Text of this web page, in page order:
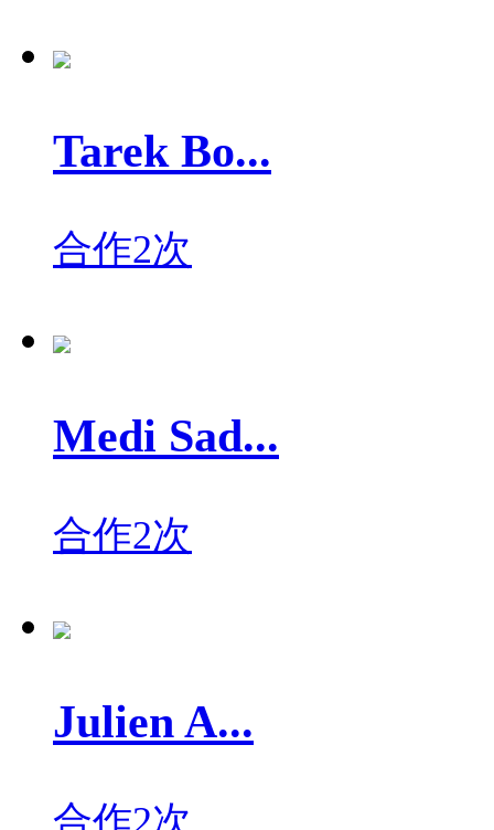
Tarek Bo...
合作2次
Medi Sad...
合作2次
Julien A...
合作2次